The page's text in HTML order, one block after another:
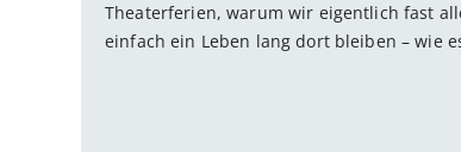
Theaterferien, warum wir eigentlich fast
einfach ein Leben lang dort bleiben – wie